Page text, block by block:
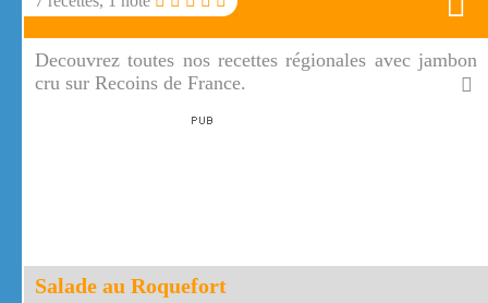
Decouvrez toutes nos recettes régionales avec jambon
cru sur Recoins de France.
Salade au Roquefort